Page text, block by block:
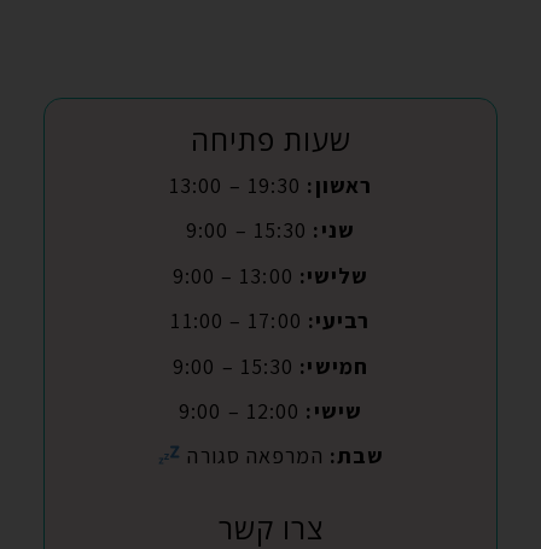
שעות פתיחה
ראשון:
שני:
שלישי:
רביעי:
חמישי:
שישי:
שבת: המרפאה סגורה
צרו קשר